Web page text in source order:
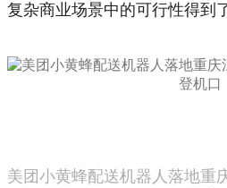
复杂商业场景中的可行性得到
美团小黄蜂配送机器人落地重